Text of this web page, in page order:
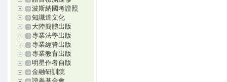
波斯納國考證照
知識達文化
大陸簡體出版
專業法學出版
專業經管出版
專業教育出版
明星作者自版
金融研訓院